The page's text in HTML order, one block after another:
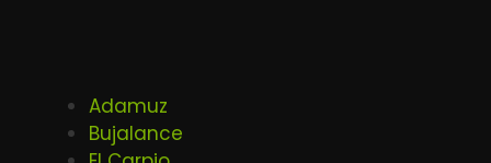
Adamuz
Bujalance